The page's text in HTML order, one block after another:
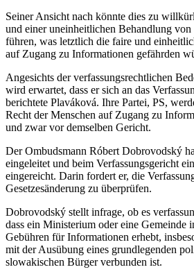
Seiner Ansicht nach könnte dies zu
und einer uneinheitlichen Behandlung
führen, was letztlich die faire und
auf Zugang zu Informationen gefährden
Angesichts der verfassungsrechtlichen
wird erwartet, dass er sich an das
berichtete Plaváková. Ihre Partei, PS,
Recht der Menschen auf Zugang zu
und zwar vor demselben Gericht.
Der Ombudsmann Róbert Dobrovodský
eingeleitet und beim Verfassungsgericht
eingereicht. Darin fordert er, die
Gesetzesänderung zu überprüfen.
Dobrovodský stellt infrage, ob es
dass ein Ministerium oder eine Gemeinde
Gebühren für Informationen erhebt,
mit der Ausübung eines grundlegenden
slowakischen Bürger verbunden ist.